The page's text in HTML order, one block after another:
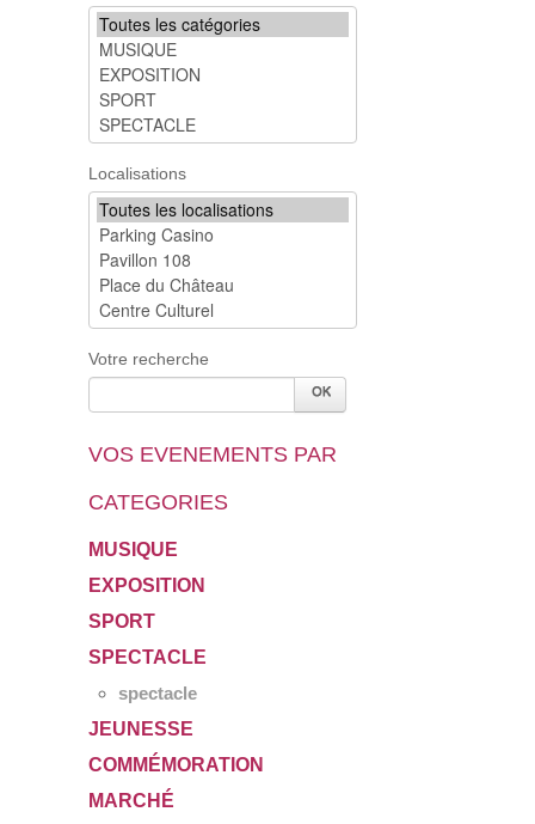
Localisations
Votre recherche
VOS EVENEMENTS PAR
CATEGORIES
MUSIQUE
EXPOSITION
SPORT
SPECTACLE
spectacle
JEUNESSE
COMMÉMORATION
MARCHÉ